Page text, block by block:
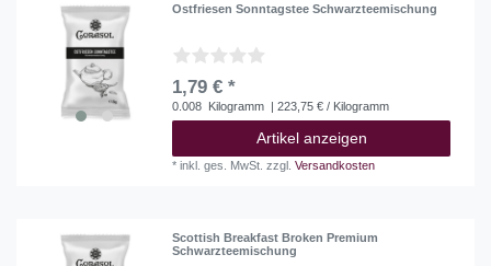
Ostfriesen Sonntagstee Schwarzteemischung
1,79 € *
0.008 Kilogramm | 223,75 € / Kilogramm
Artikel anzeigen
*inkl. ges. MwSt. zzgl.Versandkosten
Scottish Breakfast Broken Premium
Schwarzteemischung